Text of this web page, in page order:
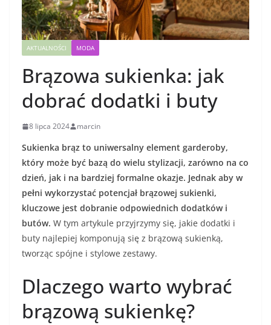
AKTUALNOŚCI MODA
Brązowa sukienka: jak
dobrać dodatki i buty
8 lipca 2024 marcin
Sukienka brąz to uniwersalny element garderoby,
który może być bazą do wielu stylizacji, zarówno na co
dzień, jak i na bardziej formalne okazje. Jednak aby w
pełni wykorzystać potencjał brązowej sukienki,
kluczowe jest dobranie odpowiednich dodatków i
butów. W tym artykule przyjrzymy się, jakie dodatki i
buty najlepiej komponują się z brązową sukienką,
tworząc spójne i stylowe zestawy.
Dlaczego warto wybrać
brązową sukienkę?